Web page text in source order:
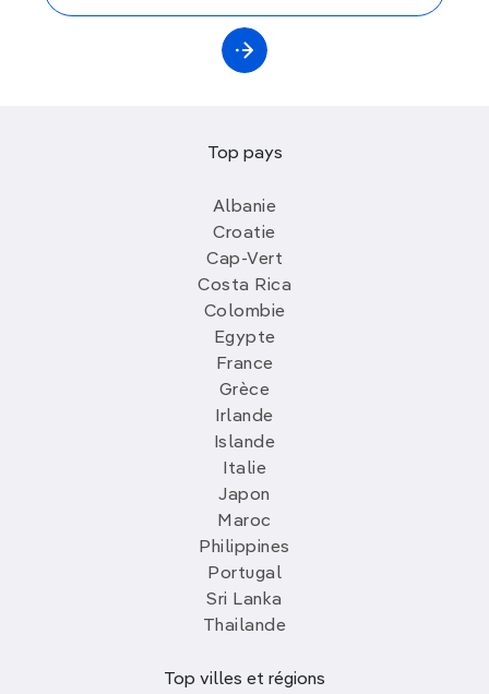
Top pays
Albanie
Croatie
Cap-Vert
Costa Rica
Colombie
Egypte
France
Grèce
Irlande
Islande
Italie
Japon
Maroc
Philippines
Portugal
Sri Lanka
Thailande
Top villes et régions